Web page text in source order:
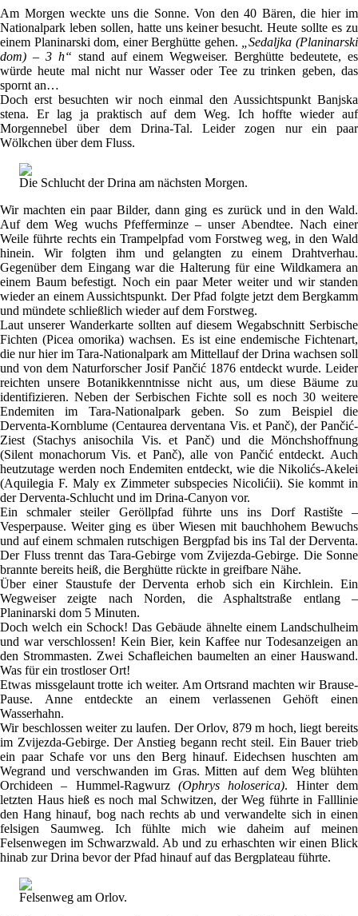
Am Morgen weckte uns die Sonne. Von den 40 Bären, die hier im
Nationalpark leben sollen, hatte uns keiner besucht. Heute sollte es zu
einem Planinarski dom, einer Berghütte gehen.
„Sedaljka (Planinarski
dom) – 3 h“ stand auf einem Wegweiser. Berghütte bedeutete, es
würde heute mal nicht nur Wasser oder Tee zu trinken geben, das
spornt an…
Doch erst besuchten wir noch einmal den Aussichtspunkt Banjska
stena. Er lag ja praktisch auf dem Weg. Ich hoffte wieder auf
Morgennebel über dem Drina-Tal. Leider zogen nur ein paar
Wölkchen über dem Fluss.
Die Schlucht der Drina am nächsten Morgen.
Wir machten ein paar Bilder, dann ging es zurück und in den Wald.
Auf dem Weg wuchs Pfefferminze – unser Abendtee. Nach einer
Weile führte rechts ein Trampelpfad vom Forstweg weg, in den Wald
hinein. Wir folgten ihm und gelangten zu einem Drahtverhau.
Gegenüber dem Eingang war die Halterung für eine Wildkamera an
einem Baum befestigt. Noch ein paar Meter weiter und wir standen
wieder an einem Aussichtspunkt. Der Pfad folgte jetzt dem Bergkamm
und mündete schließlich wieder auf dem Forstweg.
Laut unserer Wanderkarte sollten auf diesem Wegabschnitt Serbische
Fichten (Picea omorika) wachsen. Es ist eine endemische Fichtenart,
die nur hier im Tara-Nationalpark am Mittellauf der Drina wachsen soll
und von dem Naturforscher Josif Pančić 1876 entdeckt wurde. Leider
reichten unsere Botanikkenntnisse nicht aus, um diese Bäume zu
identifizieren. Neben der Serbischen Fichte soll es noch 30 weitere
Endemiten im Tara-Nationalpark geben. So zum Beispiel die
Derventa-Kornblume (Centaurea derventana Vis. et Panč), der Pančić-
Ziest (Stachys anisochila Vis. et Panč) und die Mönchshoffnung
(Silent monachorum Vis. et Panč), alle von Pančić entdeckt. Auch
heutzutage werden noch Endemiten entdeckt, wie die Nikolićs-Akelei
(Aquilegia F. Maly ex Zimmeter subspecies Nicolićii). Sie kommt in
der Derventa-Schlucht und im Drina-Canyon vor.
Ein schmaler steiler Geröllpfad führte uns ins Dorf Rastište –
Vesperpause. Weiter ging es über Wiesen mit bauchhohem Bewuchs
und auf einem schmalen rutschigen Bergpfad bis ins Tal der Derventa.
Der Fluss trennt das Tara-Gebirge vom Zvijezda-Gebirge. Die Sonne
brannte bereits heiß, die Berghütte rückte in greifbare Nähe.
Über einer Staustufe der Derventa erhob sich ein Kirchlein. Ein
Wegweiser zeigte nach Norden, die Asphaltstraße entlang –
Planinarski dom 5 Minuten.
Doch welch ein Schock! Das Gebäude ähnelte einem Landschulheim
und war verschlossen! Kein Bier, kein Kaffee nur Todesanzeigen an
den Strommasten. Zwei Schafleichen baumelten an einer Hauswand.
Was für ein trostloser Ort!
Etwas missgelaunt trotte ich weiter. Am Ortsrand machten wir Brause-
Pause. Anne entdeckte an einem verlassenen Gehöft einen
Wasserhahn.
Wir beschlossen weiter zu laufen. Der Orlov, 879 m hoch, liegt bereits
im Zvijezda-Gebirge. Der Anstieg begann recht steil. Ein Bauer trieb
ein paar Schafe vor uns den Berg hinauf. Eidechsen huschten am
Wegrand und verschwanden im Gras. Mitten auf dem Weg blühten
Orchideen – Hummel-Ragwurz (Ophrys holoserica). Hinter dem
letzten Haus hieß es noch mal Schwitzen, der Weg führte in Falllinie
den Hang hinauf, bog nach rechts ab und verwandelte sich in einen
felsigen Saumweg. Ich fühlte mich wie daheim auf meinen
Felsenwegen im Schwarzwald. Ab und zu erhaschten wir einen Blick
hinab zur Drina bevor der Pfad hinauf auf das Bergplateau führte.
Felsenweg am Orlov.